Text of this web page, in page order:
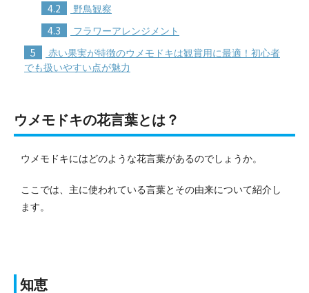
4.2 野鳥観察
4.3 フラワーアレンジメント
5
赤い果実が特徴のウメモドキは観賞用に最適！初心者
でも扱いやすい点が魅力
ウメモドキの花言葉とは？
ウメモドキにはどのような花言葉があるのでしょうか。
ここでは、主に使われている言葉とその由来について紹介し
ます。
知恵